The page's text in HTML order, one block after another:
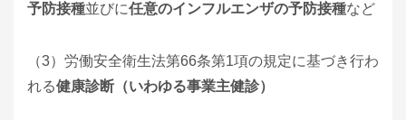
予防接種並びに任意のインフルエンザの予防接種など
（3）労働安全衛生法第66条第1項の規定に基づき行わ
れる健康診断（いわゆる事業主健診）